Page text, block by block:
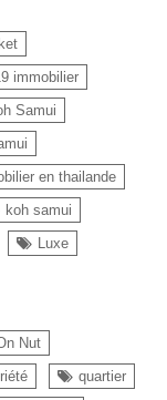
immobilier
Samui
en thailande
koh samui
Luxe
Nut
quartier